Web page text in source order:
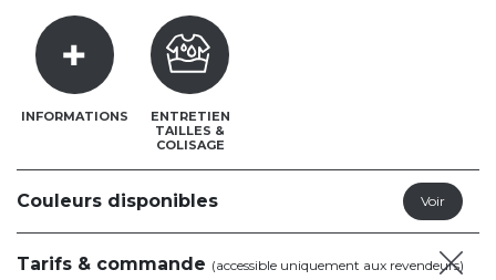
INFORMATIONS
ENTRETIEN
TAILLES &
COLISAGE
Couleurs disponibles
Tarifs & commande (accessible uniquement aux revendeurs)